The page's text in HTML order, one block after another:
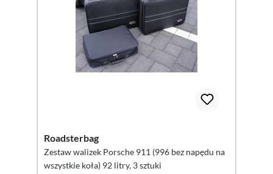
Roadsterbag
Zestaw walizek Porsche 911 (996 bez napędu na
wszystkie koła) 92 litry, 3 sztuki